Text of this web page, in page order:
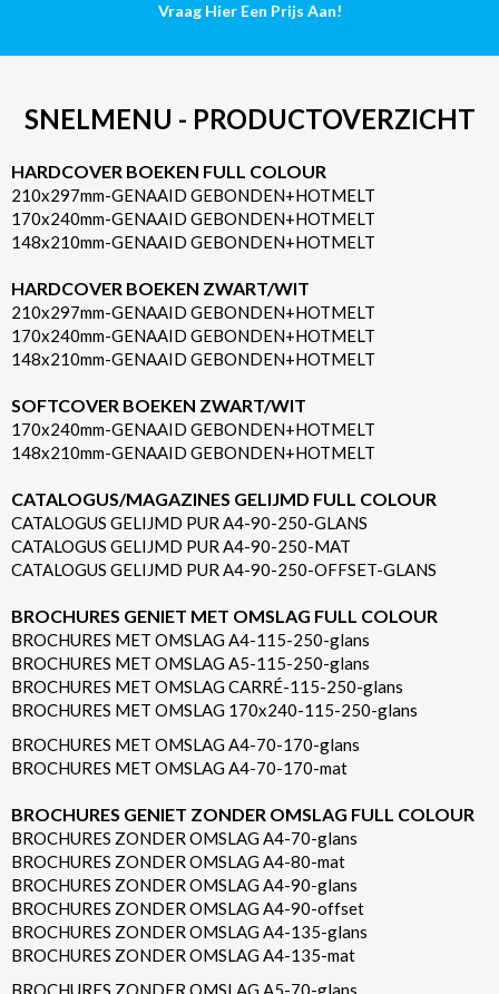
Vraag Hier Een Prijs Aan!
SNELMENU - PRODUCTOVERZICHT
HARDCOVER BOEKEN FULL COLOUR
210x297mm-GENAAID GEBONDEN+HOTMELT
170x240mm-GENAAID GEBONDEN+HOTMELT
148x210mm-GENAAID GEBONDEN+HOTMELT
HARDCOVER BOEKEN ZWART/WIT
210x297mm-GENAAID GEBONDEN+HOTMELT
170x240mm-GENAAID GEBONDEN+HOTMELT
148x210mm-GENAAID GEBONDEN+HOTMELT
SOFTCOVER BOEKEN ZWART/WIT
170x240mm-GENAAID GEBONDEN+HOTMELT
148x210mm-GENAAID GEBONDEN+HOTMELT
CATALOGUS/MAGAZINES GELIJMD FULL COLOUR
CATALOGUS GELIJMD PUR A4-90-250-GLANS
CATALOGUS GELIJMD PUR A4-90-250-MAT
CATALOGUS GELIJMD PUR A4-90-250-OFFSET-GLANS
BROCHURES GENIET MET OMSLAG FULL COLOUR
BROCHURES MET OMSLAG A4-115-250-glans
BROCHURES MET OMSLAG A5-115-250-glans
BROCHURES MET OMSLAG CARRÉ-115-250-glans
BROCHURES MET OMSLAG 170x240-115-250-glans
BROCHURES MET OMSLAG A4-70-170-glans
BROCHURES MET OMSLAG A4-70-170-mat
BROCHURES GENIET ZONDER OMSLAG FULL COLOUR
BROCHURES ZONDER OMSLAG A4-70-glans
BROCHURES ZONDER OMSLAG A4-80-mat
BROCHURES ZONDER OMSLAG A4-90-glans
BROCHURES ZONDER OMSLAG A4-90-offset
BROCHURES ZONDER OMSLAG A4-135-glans
BROCHURES ZONDER OMSLAG A4-135-mat
BROCHURES ZONDER OMSLAG A5-70-glans